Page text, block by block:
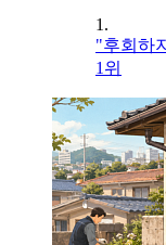
1.
"후회하
1위